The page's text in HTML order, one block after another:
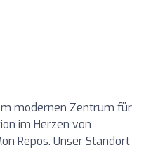
modernen Zentrum für
im Herzen von
Repos. Unser Standort